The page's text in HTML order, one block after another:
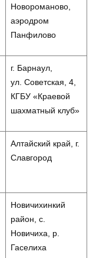
Новороманово,
аэродром
Панфилово
г. Барнаул,
ул. Советская, 4,
КГБУ «Краевой
шахматный клуб»
Алтайский край, г.
Славгород
Новичихинкий
район, с.
Новичиха, р.
Гаселиха